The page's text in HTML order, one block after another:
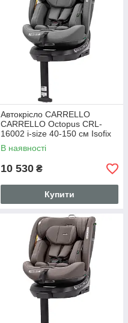
Автокрісло CARRELLO
CARRELLO Octopus CRL-
16002 i-size 40-150 см Isofix
Seashell Grey, поворот,
опорна стійка
В наявності
10 530 ₴
Купити